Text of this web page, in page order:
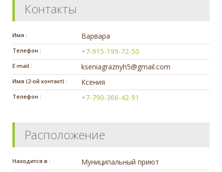
Контакты
Имя : Варвара
Телефон : +7-915-199-72-50
E-mail : kseniagraznyh5@gmail.com
Имя (2-ой контакт) : Ксения
Телефон : +7-790-366-42-91
Расположение
Находится в : Муниципальный приют